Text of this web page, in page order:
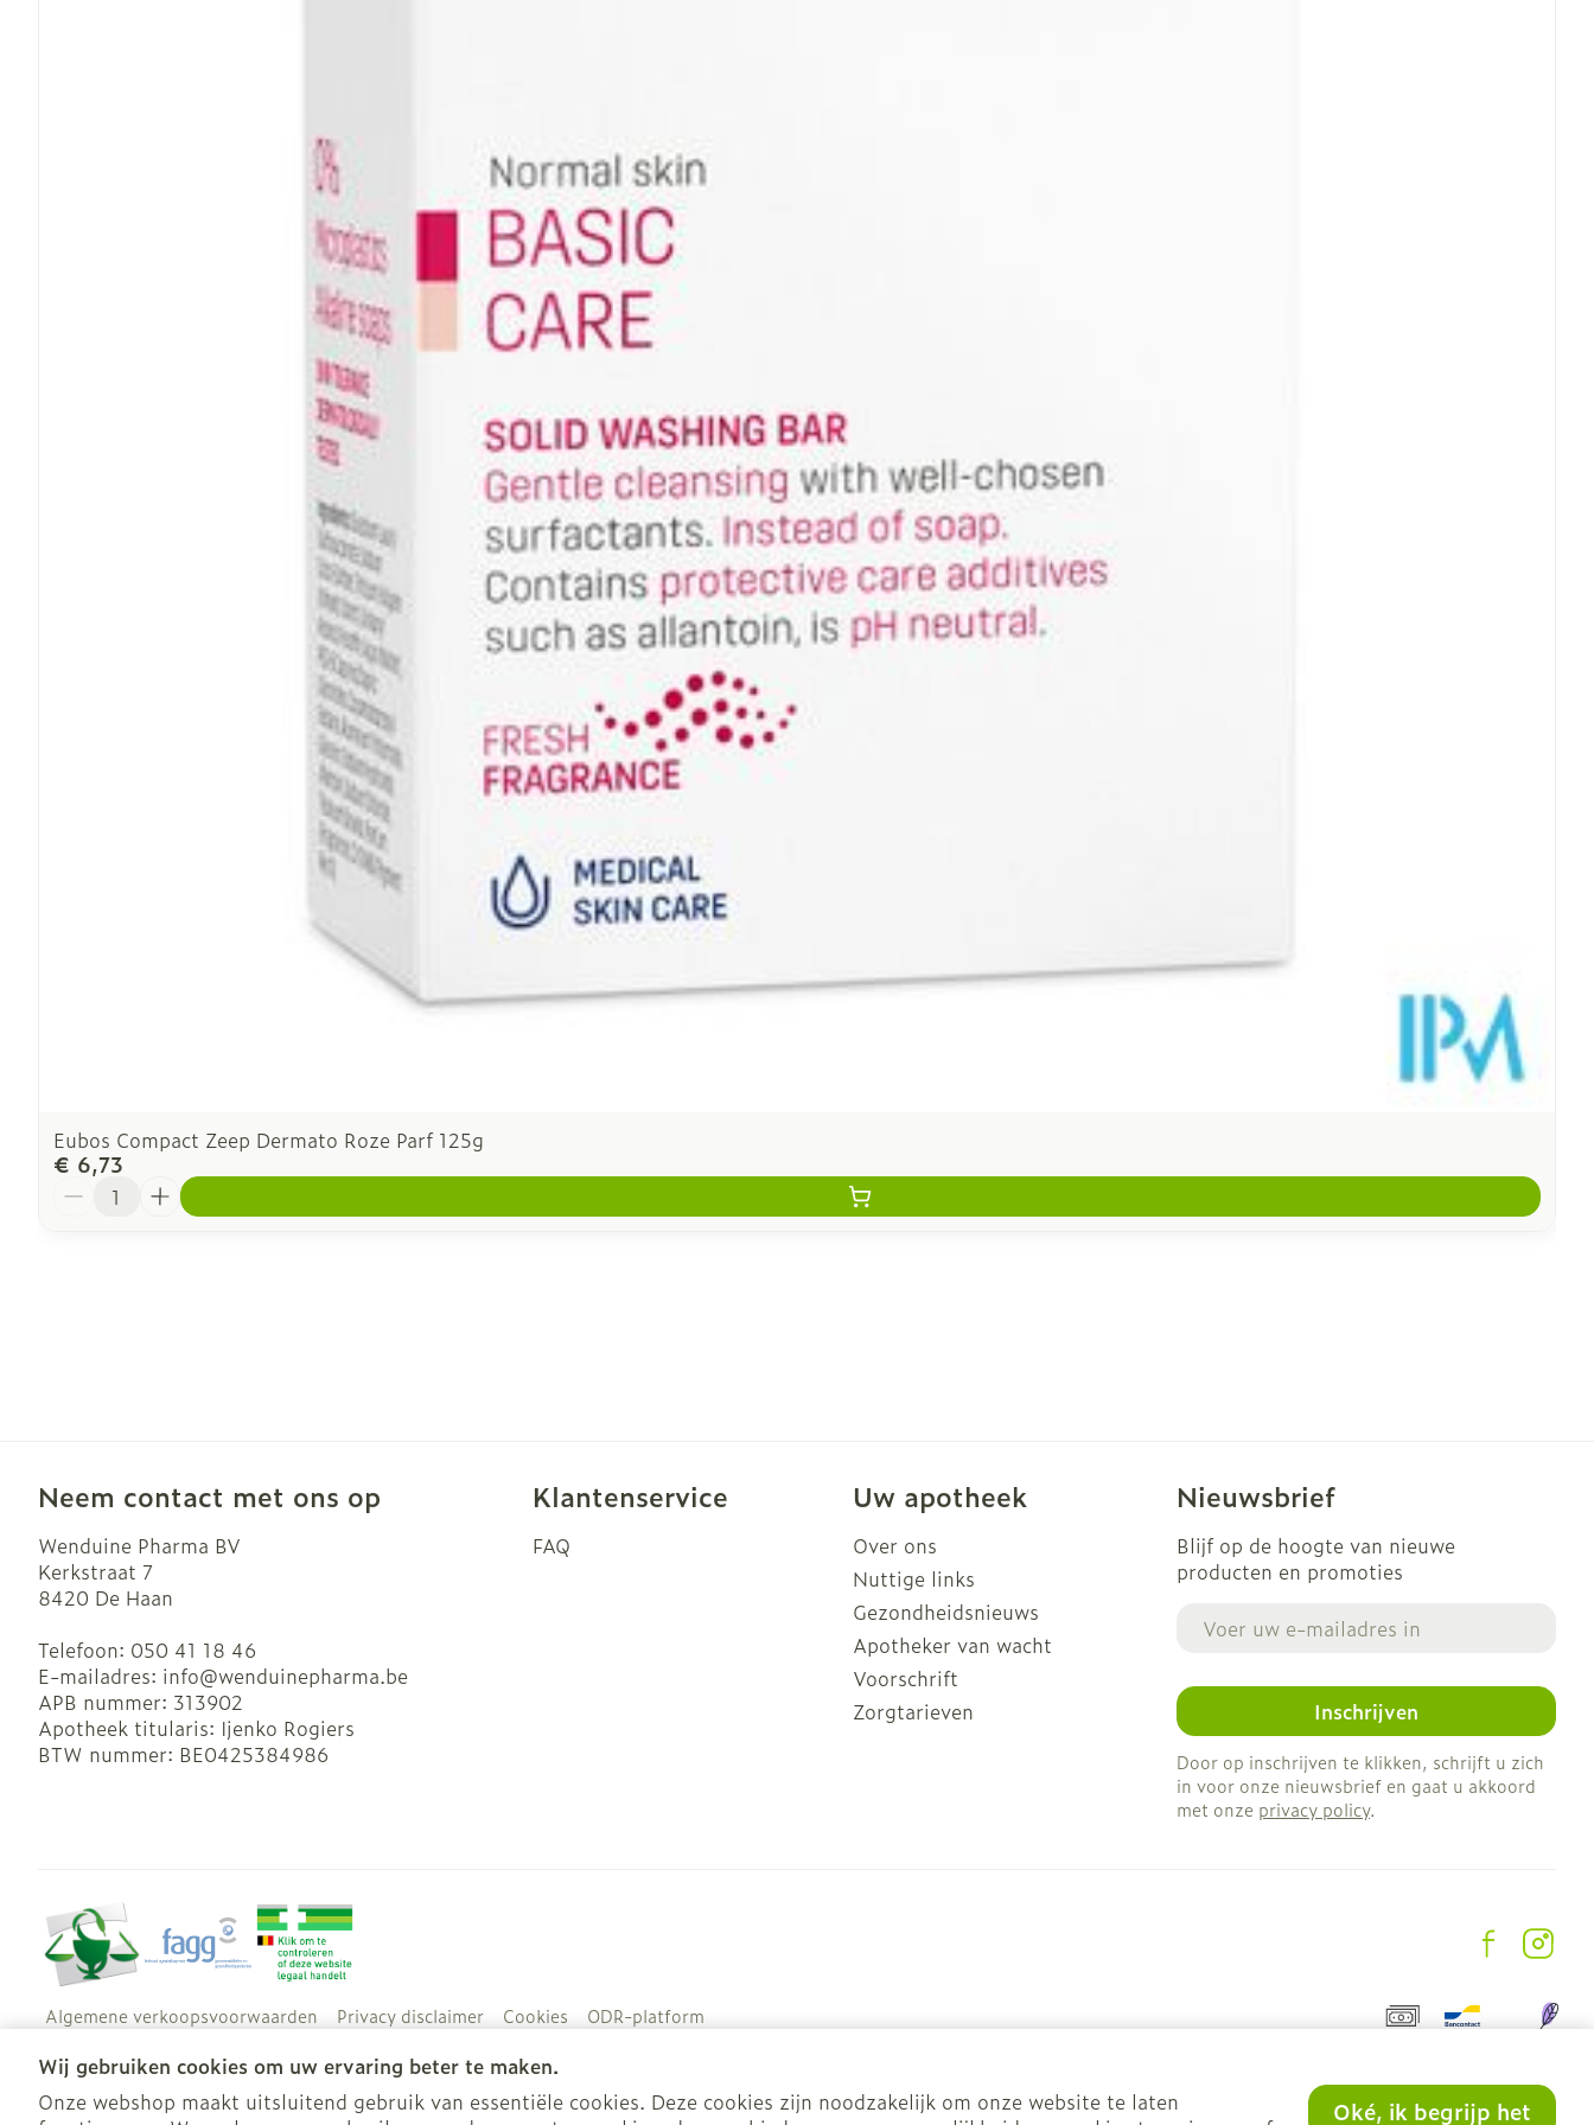
Wij gebruiken cookies om uw ervaring beter te maken.
Onze webshop maakt uitsluitend gebruik van essentiële cookies. Deze cookies zijn noodzakelijk om onze website te laten
Oké, ik begrijp het
Eubos Compact Zeep Dermato Roze Parf 125g
€ 6,73
Aantal
Neem contact met ons op
Wenduine Pharma BV
Kerkstraat 7
8420 De Haan
Telefoon: 050 41 18 46
E-mailadres: info@wenduinepharma.be
APB nummer: 313902
Apotheek titularis: Ijenko Rogiers
BTW nummer: BE0425384986
Klantenservice
FAQ
Uw apotheek
Over ons
Nuttige links
Gezondheidsnieuws
Apotheker van wacht
Voorschrift
Zorgtarieven
Nieuwsbrief
Blijf op de hoogte van nieuwe
producten en promoties
Inschrijven
Door op inschrijven te klikken, schrijft u zich
in voor onze nieuwsbrief en gaat u akkoord
met onze privacy policy.
Algemene verkoopsvoorwaarden Privacy disclaimer Cookies ODR-platform